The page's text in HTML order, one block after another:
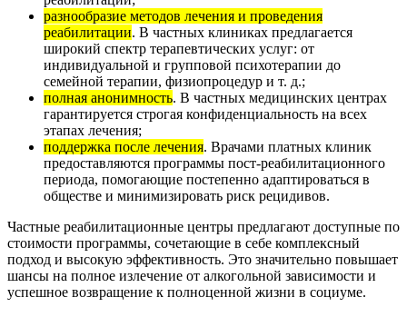
разнообразие методов лечения и проведения
реабилитации. В частных клиниках предлагается
широкий спектр терапевтических услуг: от
индивидуальной и групповой психотерапии до
семейной терапии, физиопроцедур и т. д.;
полная анонимность. В частных медицинских центрах
гарантируется строгая конфиденциальность на всех
этапах лечения;
поддержка после лечения. Врачами платных клиник
предоставляются программы пост-реабилитационного
периода, помогающие постепенно адаптироваться в
обществе и минимизировать риск рецидивов.
Частные реабилитационные центры предлагают доступные по
стоимости программы, сочетающие в себе комплексный
подход и высокую эффективность. Это значительно повышает
шансы на полное излечение от алкогольной зависимости и
успешное возвращение к полноценной жизни в социуме.